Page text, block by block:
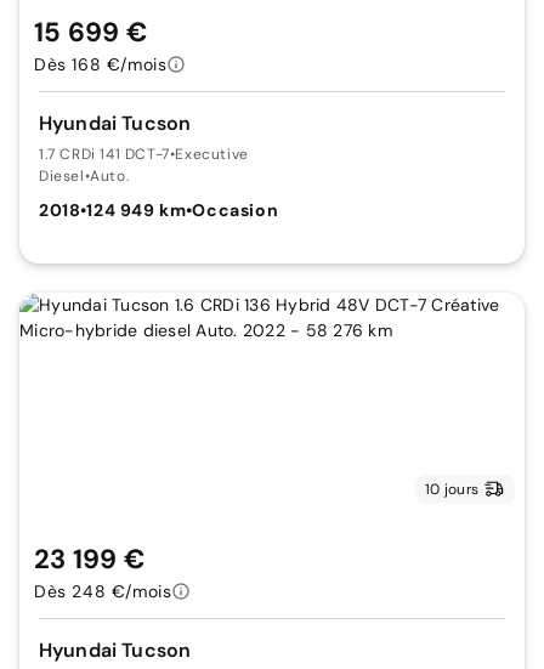
Hyundai Tucson
1.7 CRDi 141 DCT-7•Executive
Diesel•Auto.
2018•124 949 km•Occasion
15 699 €
Dès 168 €/mois
10 jours
Hyundai Tucson
23 199 €
Dès 248 €/mois